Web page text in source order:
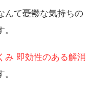
んて憂鬱な気持ちの
み 即効性のある解消